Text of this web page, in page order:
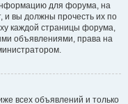
для форума, на
и вы должны прочесть их по
каждой страницы форума,
объявлениями, права на
всех объявлений и только